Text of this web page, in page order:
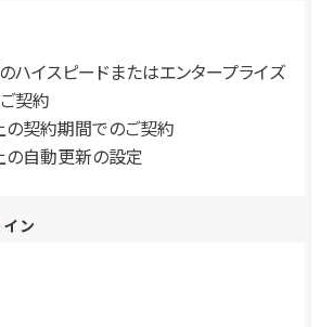
ハイスピードまたはエンタープライズ
契約
の契約期間でのご契約
の自動更新の設定
ン